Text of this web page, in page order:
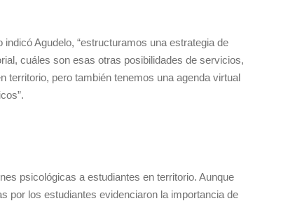
Agudelo, “estructuramos una estrategia de
cuáles son esas otras posibilidades de servicios,
pero también tenemos una agenda virtual
psicológicas a estudiantes en territorio. Aunque
por los estudiantes evidenciaron la importancia de